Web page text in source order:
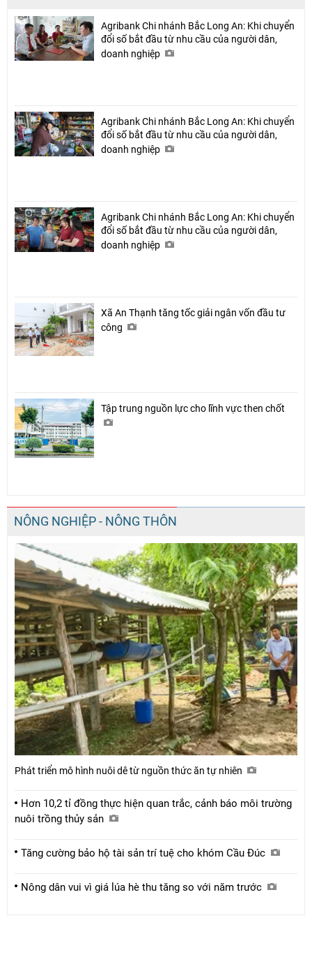
Agribank Chi nhánh Bắc Long An: Khi chuyển
đổi số bắt đầu từ nhu cầu của người dân,
doanh nghiệp
Agribank Chi nhánh Bắc Long An: Khi chuyển
đổi số bắt đầu từ nhu cầu của người dân,
doanh nghiệp
Agribank Chi nhánh Bắc Long An: Khi chuyển
đổi số bắt đầu từ nhu cầu của người dân,
doanh nghiệp
Xã An Thạnh tăng tốc giải ngân vốn đầu tư
công
Tập trung nguồn lực cho lĩnh vực then chốt
NÔNG NGHIỆP - NÔNG THÔN
Phát triển mô hình nuôi dê từ nguồn thức ăn tự nhiên
Hơn 10,2 tỉ đồng thực hiện quan trắc, cảnh báo môi trường
nuôi trồng thủy sản
Tăng cường bảo hộ tài sản trí tuệ cho khóm Cầu Đúc
Nông dân vui vì giá lúa hè thu tăng so với năm trước